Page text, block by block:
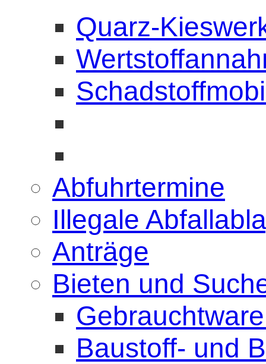
Quarz-
Abfuhrtermine
Illegale
Anträge
Bieten und
Baustoff- und